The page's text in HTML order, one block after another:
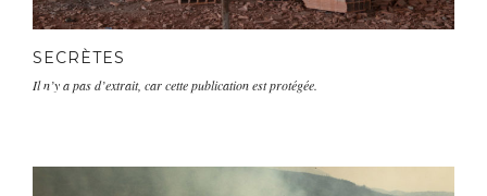
SECRÈTES
Il n’y a pas d’extrait, car cette publication est protégée.